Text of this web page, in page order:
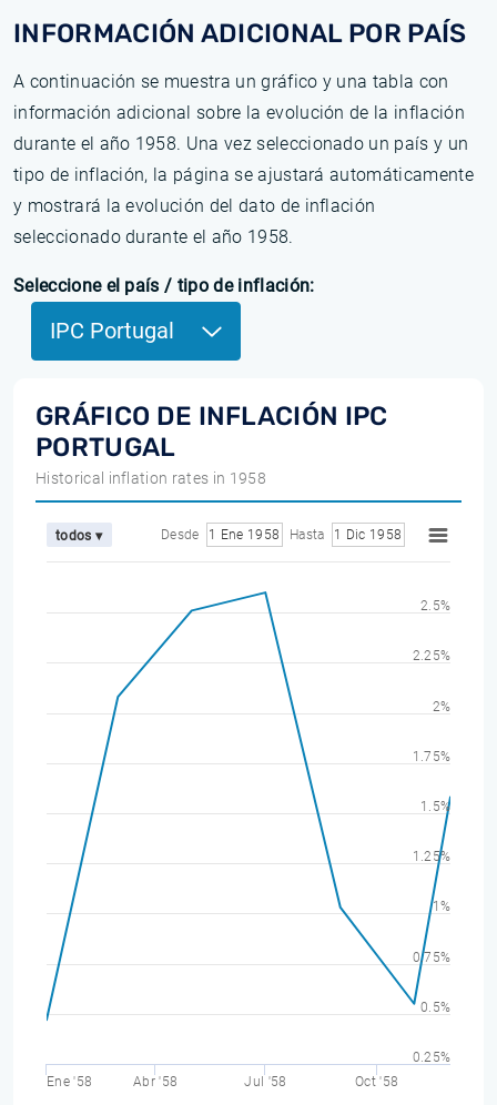
INFORMACIÓN ADICIONAL POR PAÍS
A continuación se muestra un gráfico y una tabla con
información adicional sobre la evolución de la inflación
durante el año 1958. Una vez seleccionado un país y un
tipo de inflación, la página se ajustará automáticamente
y mostrará la evolución del dato de inflación
seleccionado durante el año 1958.
Seleccione el país / tipo de inflación:
IPC Portugal
GRÁFICO DE INFLACIÓN IPC
PORTUGAL
Historical inflation rates in 1958
todos ▾ Desde 1 Ene 1958 Hasta 1 Dic 1958
Ene '58 Abr '58 Jul '58 Oct '58
0.25%
0.5%
0.75%
1%
1.25%
1.5%
1.75%
2%
2.25%
2.5%